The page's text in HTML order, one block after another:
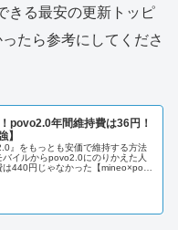
きる最安の更新トッピ
たら参考にしてくださ
povo2.0年間維持費は36円！
】
』をもっとも安価で維持する方法
バイルからpovo2.0にのりかえた人
は440円じゃなかった【mineo×povo